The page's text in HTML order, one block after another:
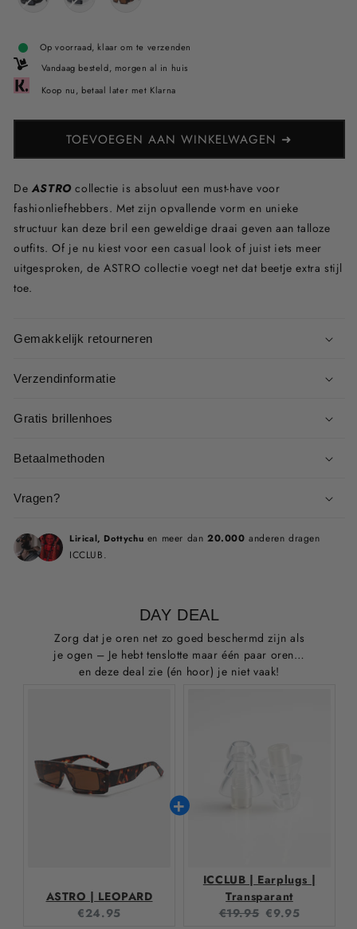
Op voorraad, klaar om te verzenden
Vandaag besteld, morgen al in huis
Koop nu, betaal later met Klarna
TOEVOEGEN AAN WINKELWAGEN ➜
De ASTRO collectie is absoluut een must-have voor
fashionliefhebbers. Met zijn opvallende vorm en unieke
structuur kan deze bril een geweldige draai geven aan talloze
outfits. Of je nu kiest voor een casual look of juist iets meer
uitgesproken, deASTRO collectie voegt net dat beetje extra stijl
toe.
Gemakkelijk retourneren
Verzendinformatie
Gratis brillenhoes
Betaalmethoden
Vragen?
Lirical, Dottychu en meer dan 20.000 anderen dragen
ICCLUB.
DAY DEAL
Zorg dat je oren net zo goed beschermd zijn als
je ogen – Je hebt tenslotte maar één paar oren…
en deze deal zie (én hoor) je niet vaak!
ASTRO | LEOPARD
Current
€24.95
ICCLUB | Earplugs |
Transparant
Original
€19.95 Current
€9.95